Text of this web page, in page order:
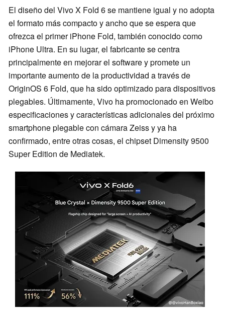
El diseño del Vivo X Fold 6 se mantiene igual y no adopta
el formato más compacto y ancho que se espera que
ofrezca el primer iPhone Fold, también conocido como
iPhone Ultra. En su lugar, el fabricante se centra
principalmente en mejorar el software y promete un
importante aumento de la productividad a través de
OriginOS 6 Fold, que ha sido optimizado para dispositivos
plegables. Últimamente, Vivo ha promocionado en Weibo
especificaciones y características adicionales del próximo
smartphone plegable con cámara Zeiss y ya ha
confirmado, entre otras cosas, el chipset Dimensity 9500
Super Edition de Mediatek.